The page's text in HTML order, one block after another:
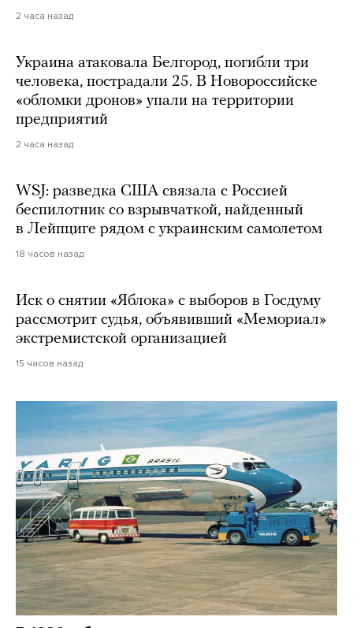
2 часа назад
Украина атаковала Белгород, погибли три
человека, пострадали 25. В Новороссийске
«обломки дронов» упали на территории
предприятий
2 часа назад
WSJ: разведка США связала с Россией
беспилотник со взрывчаткой, найденный
в Лейпциге рядом с украинским самолетом
18 часов назад
Иск о снятии «Яблока» с выборов в Госдуму
рассмотрит судья, объявивший «Мемориал»
экстремистской организацией
15 часов назад